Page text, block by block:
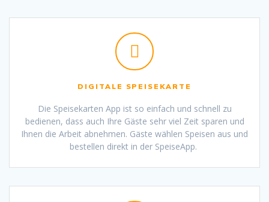
DIGITALE SPEISEKARTE
Die Speisekarten App ist so einfach und schnell zu
bedienen, dass auch Ihre Gäste sehr viel Zeit sparen und
Ihnen die Arbeit abnehmen. Gäste wählen Speisen aus und
bestellen direkt in der SpeiseApp.